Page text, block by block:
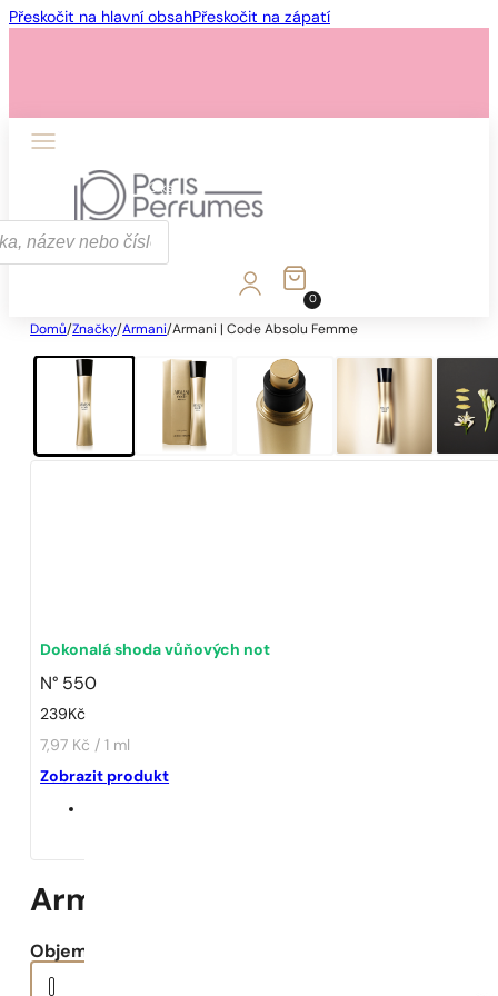
Přeskočit na hlavní obsahPřeskočit na zápatí
1 - 3 ks
0
Domů/Značky/Armani/Armani | Code Absolu Femme
Dokonalá shoda vůňových not
N° 550
239 Kč
7,97 Kč / 1 ml
Zobrazit produkt
Armani | Code Absolu Femme
Objem: